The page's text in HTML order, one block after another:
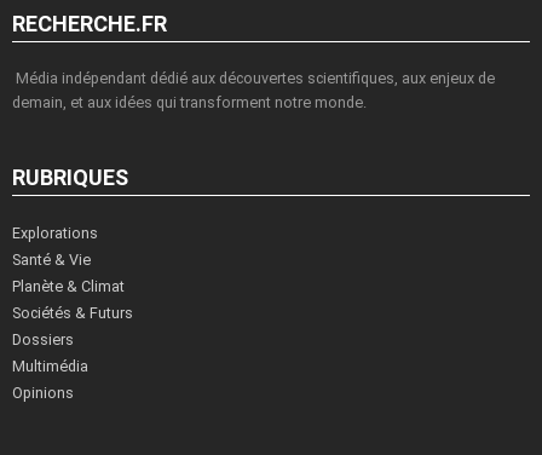
RECHERCHE.FR
Média indépendant dédié aux découvertes scientifiques, aux enjeux de
demain, et aux idées qui transforment notre monde.
RUBRIQUES
Explorations
Santé & Vie
Planète & Climat
Sociétés & Futurs
Dossiers
Multimédia
Opinions